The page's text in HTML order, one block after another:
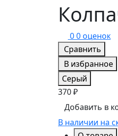
00 оценок
Сравнить
В избранное
Серый
370 ₽
Добавить в
В наличии на